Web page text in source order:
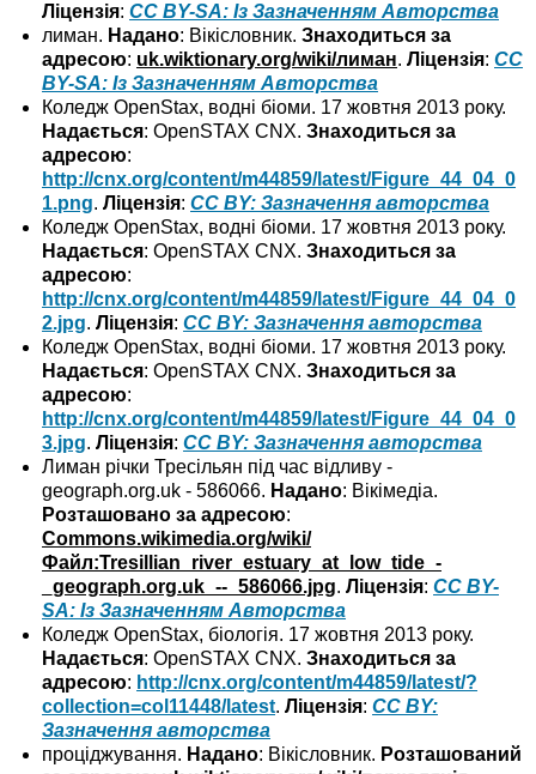
Ліцензія:CC BY-SA: Із Зазначенням Авторства
лиман. Надано: Вікісловник.Знаходиться за
адресою: uk.wiktionary.org/wiki/лиман.Ліцензія:CC
BY-SA: Із Зазначенням Авторства
Коледж OpenStax, водні біоми. 17 жовтня 2013 року.
Надається: OpenSTAX CNX.Знаходиться за
адресою:
http://cnx.org/content/m44859/latest/Figure_44_04_0
1.png.Ліцензія:CC BY: Зазначення авторства
Коледж OpenStax, водні біоми. 17 жовтня 2013 року.
Надається: OpenSTAX CNX.Знаходиться за
адресою:
http://cnx.org/content/m44859/latest/Figure_44_04_0
2.jpg.Ліцензія:CC BY: Зазначення авторства
Коледж OpenStax, водні біоми. 17 жовтня 2013 року.
Надається: OpenSTAX CNX.Знаходиться за
адресою:
http://cnx.org/content/m44859/latest/Figure_44_04_0
3.jpg.Ліцензія:CC BY: Зазначення авторства
Лиман річки Тресільян під час відливу -
geograph.org.uk - 586066. Надано: Вікімедіа.
Розташовано за адресою:
Commons.wikimedia.org/wiki/
Файл:Tresillian_river_estuary_at_low_tide_-
_geograph.org.uk_--_586066.jpg.Ліцензія:CC BY-
SA: Із Зазначенням Авторства
Коледж OpenStax, біологія. 17 жовтня 2013 року.
Надається: OpenSTAX CNX.Знаходиться за
адресою: http://cnx.org/content/m44859/latest/?
collection=col11448/latest.Ліцензія:CC BY:
Зазначення авторства
проціджування. Надано: Вікісловник. Розташований